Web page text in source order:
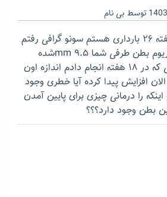
توسط بی نام
با سلام من الان در هفته ۲۶ بارداری هستم سونو گرافی رفتم
و گفتن اندازه قطر انتریوم بطن طرفی شما ۹.۵ mmشده
است نسبت به آنومالی که در ۱۸ هفته انجام دادم اندازه اون
بوده و الان افزایش پیدا کرده آیا خطری وجود
را درمانی چیزی برای پایین آمدن
این بطن وجود دارد؟؟؟